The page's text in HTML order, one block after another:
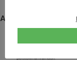
Aiheeseen liittyvät